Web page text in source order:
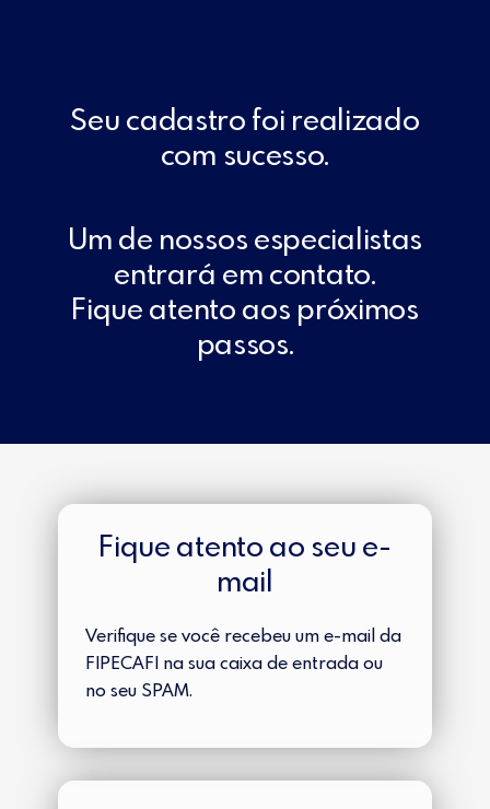
Seu cadastro foi realizado
com sucesso.
Um de nossos especialistas
entrará em contato.
Fique atento aos próximos
passos.
Fique atento ao seu e-
mail
Verifique se você recebeu um e-mail da
FIPECAFI na sua caixa de entrada ou
no seu SPAM.